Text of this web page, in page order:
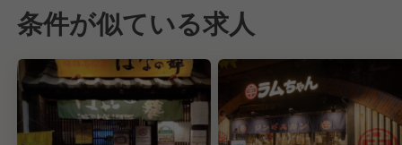
条件が似ている求人